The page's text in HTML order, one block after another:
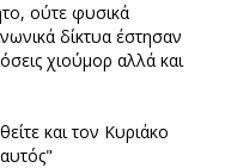
ούτε φυσικά
δίκτυα έστησαν
χιούμορ αλλά και
και τον Κυριάκο